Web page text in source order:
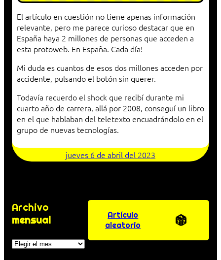
El artículo en cuestión no tiene apenas información
relevante, pero me parece curioso destacar que en
España haya 2 millones de personas que acceden a
esta protoweb. En España. Cada día!
Mi duda es cuantos de esos dos millones acceden por
accidente, pulsando el botón sin querer.
Todavía recuerdo el shock que recibí durante mi
cuarto año de carrera, allá por 2008, conseguí un libro
en el que hablaban del teletexto encuadrándolo en el
grupo de nuevas tecnologías.
jueves 6 de abril del 2023
Archivo
mensual
Archivos
Artículo
aleatorio